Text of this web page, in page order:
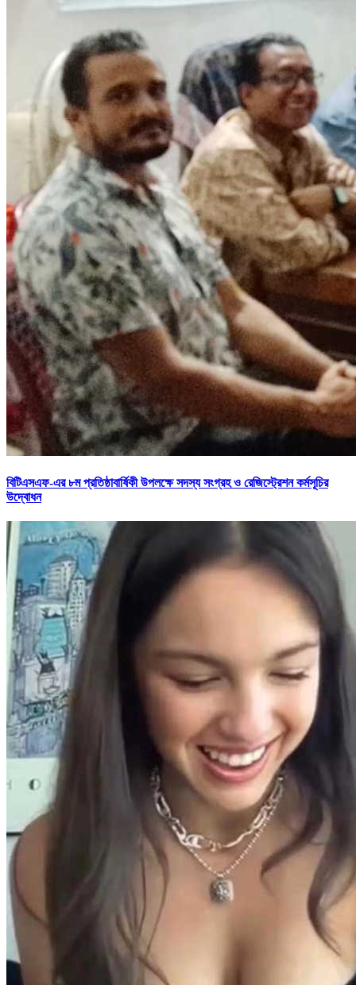
বিটিএসএফ-এর ৮ম প্রতিষ্ঠাবার্ষিকী উপলক্ষে সদস্য সংগ্রহ ও রেজিস্ট্রেশন কর্মসূচির
উদ্বোধন